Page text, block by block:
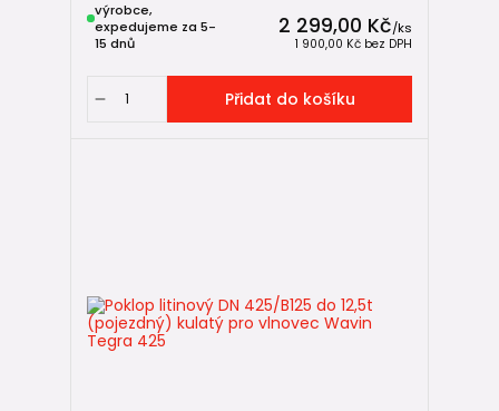
2 299,00 Kč/ks
1 900,00 Kč bez DPH
výrobce,
expedujeme za 5-
15 dnů
Přidat do košíku